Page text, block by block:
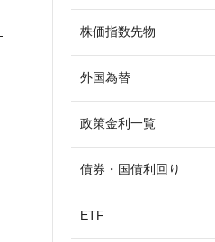
株価指数先物
外国為替
政策金利一覧
債券・国債利回り
ETF